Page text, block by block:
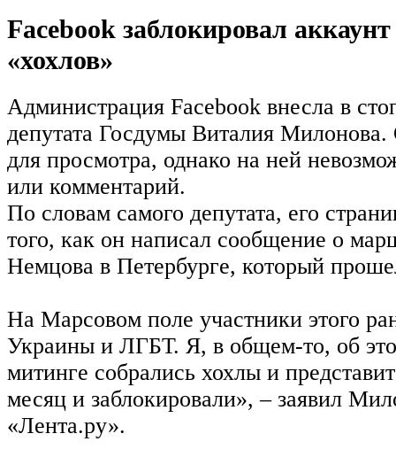
Fаcebook заблокировал
«хохлов»
Администрация Fаcebook внесла в
депутата Госдумы Виталия Милонова.
для просмотра, однако на ней
или комментарий.
По словам самого депутата, его
того, как он написал сообщение о
Немцова в Петербурге, который
На Марсовом поле участники этого
Украины и ЛГБТ. Я, в общем-то, об
митинге собрались хохлы и
месяц и заблокировали», – заявил
«Лента.ру».